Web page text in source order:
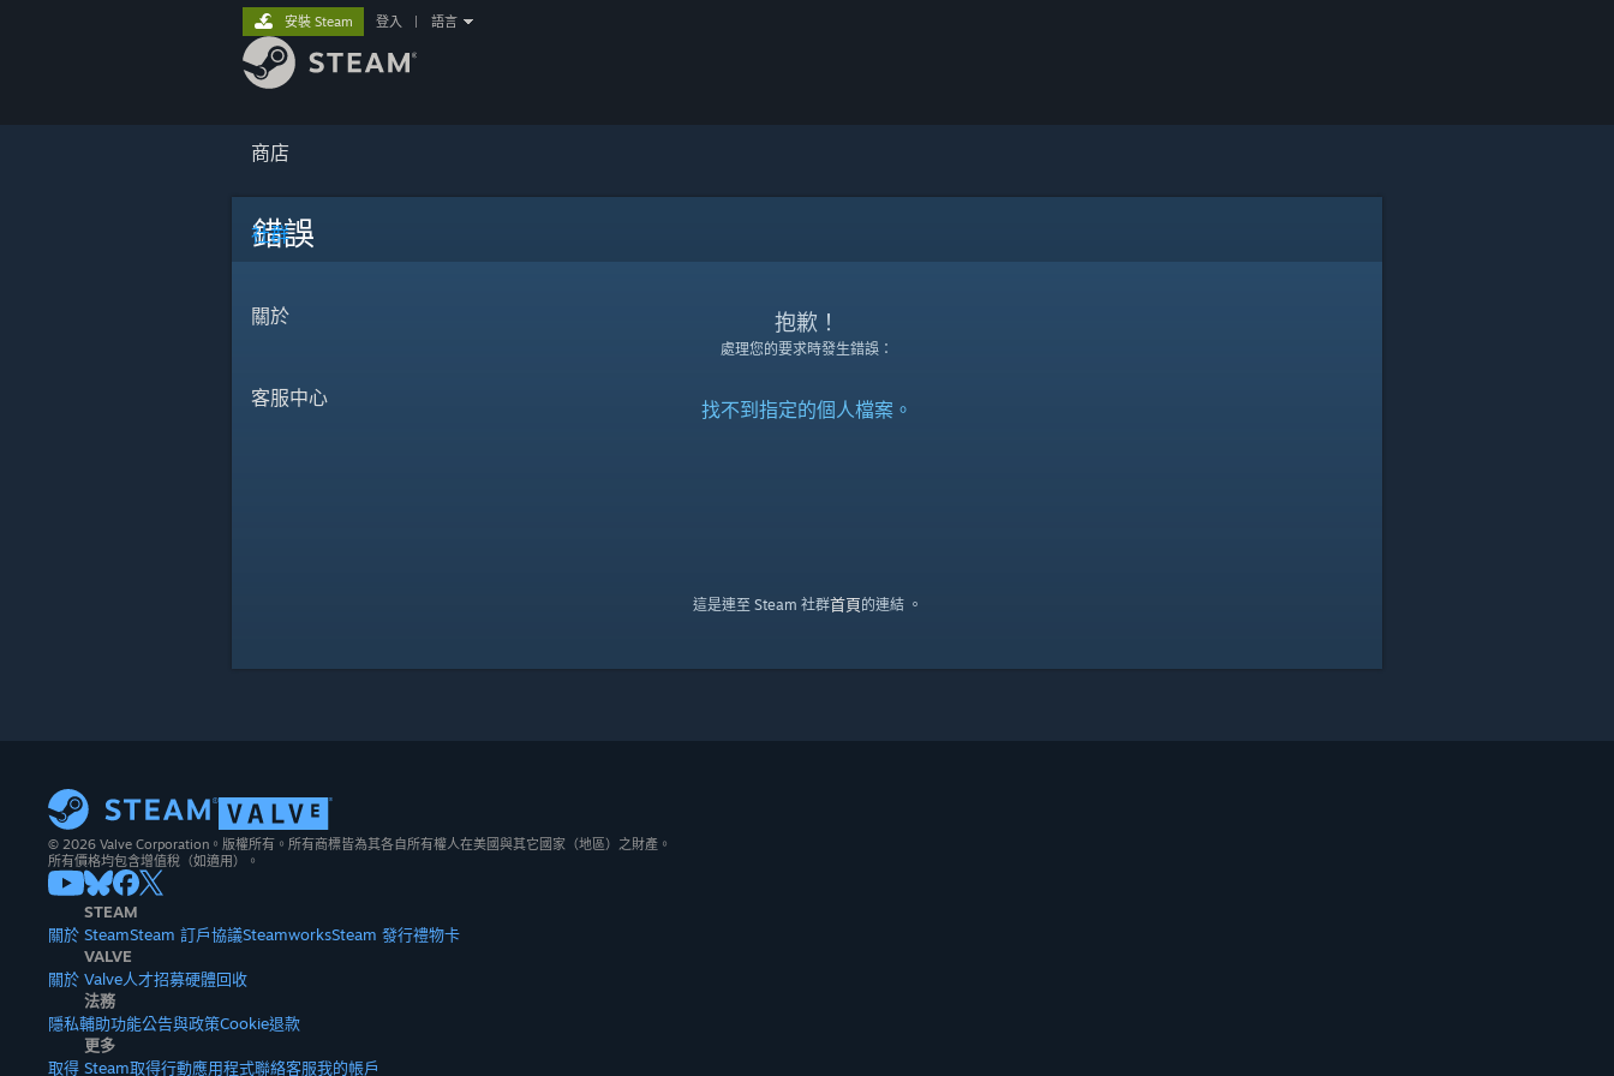
商店
社群
關於
客服中心
安裝 Steam 登入 語言
錯誤
抱歉！
處理您的要求時發生錯誤：
找不到指定的個人檔案。
這是連至 Steam 社群首頁的連結 。
© 2026 Valve Corporation。版權所有。所有商標皆為其各自所有權人在美國與其它國家（地區）之財產。
所有價格均包含增值稅（如適用）。
STEAM
關於 SteamSteam 訂戶協議SteamworksSteam 發行禮物卡
VALVE
關於 Valve人才招募硬體回收
法務
隱私輔助功能公告與政策Cookie退款
更多
取得 Steam取得行動應用程式聯絡客服我的帳戶